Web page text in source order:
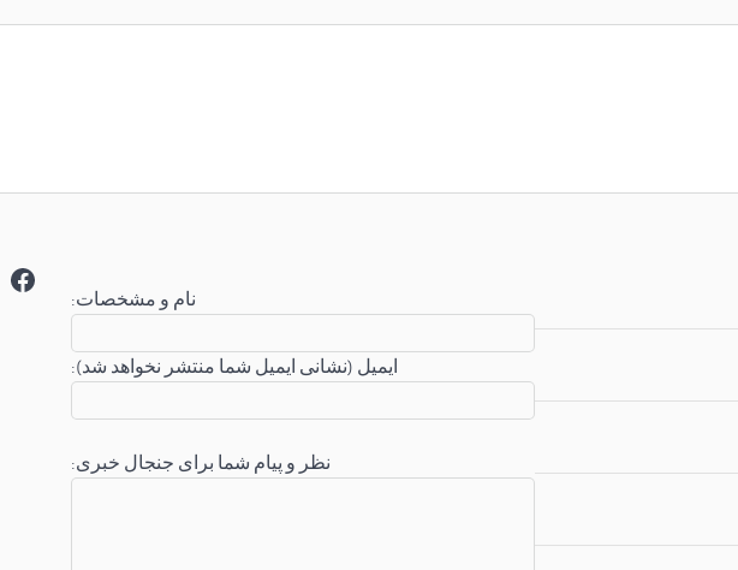
:نام و مشخصات
:ایمیل (نشانی ایمیل شما منتشر نخواهد شد)
:نظر و پیام شما برای جنجال خبری